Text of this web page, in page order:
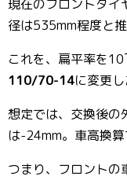
現在のフロントタ
径は535mm程度と推
これを、扁平率を10
110/70-14に変更し
想定では、交換後の
は-24mm。車高換
つまり、フロントの